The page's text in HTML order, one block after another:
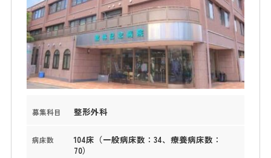
募集科目 整形外科
病床数
104床（一般病床数：34、療養病床数：
70）